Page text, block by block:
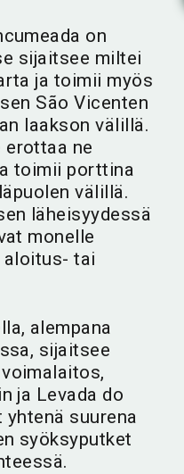
on
sijaitsee miltei
ja toimii myös
São Vicenten
laakson välillä.
erottaa ne
toimii porttina
välillä.
läheisyydessä
monelle
aloitus- tai
alempana
sijaitsee
ja Levada do
suurena
syöksyputket